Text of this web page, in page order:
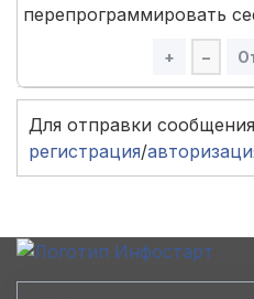
перепрограммировать
+ –
Для отправки
регистрация/